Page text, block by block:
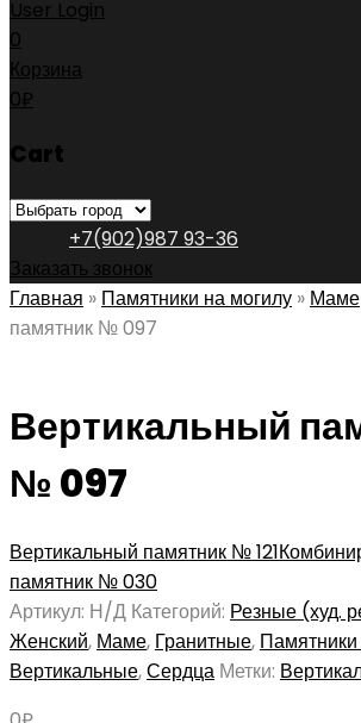
User Login
0
Корзина
0₽
Cart
+7(902)987 93-36
Заказать звонок
Главная » Памятники на могилу » Маме
памятник № 097
Вертикальный
№ 097
Вертикальный памятник № 121
памятник № 030
Артикул: Н/Д Категорий: Резные (худ.
Женский, Маме, Гранитные,
Вертикальные,Сердца Метки: